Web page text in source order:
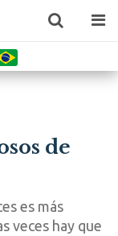
de
es más
veces hay que